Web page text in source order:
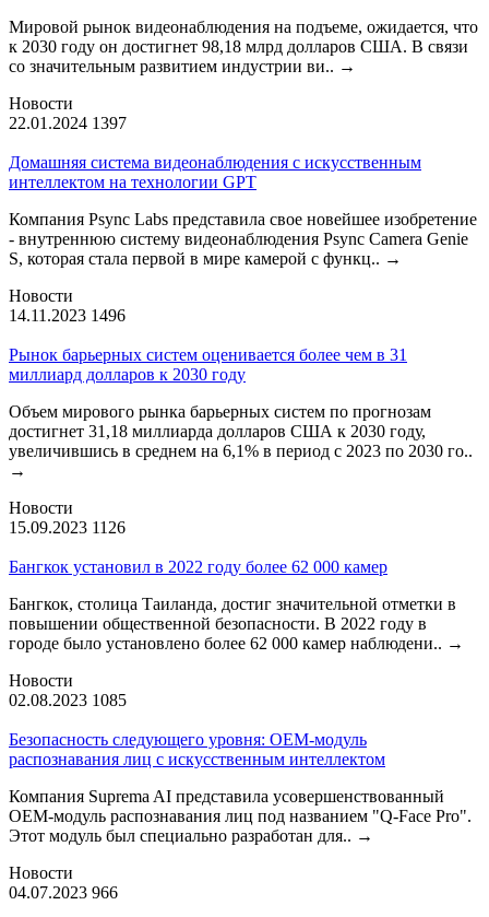
Мировой рынок видеонаблюдения на подъеме, ожидается, что
к 2030 году он достигнет 98,18 млрд долларов США. В связи
со значительным развитием индустрии ви.. →
Новости
22.01.2024 1397
Домашняя система видеонаблюдения с искусственным
интеллектом на технологии GPT
Компания Psync Labs представила свое новейшее изобретение
- внутреннюю систему видеонаблюдения Psync Camera Genie
S, которая стала первой в мире камерой с функц.. →
Новости
14.11.2023 1496
Рынок барьерных систем оценивается более чем в 31
миллиард долларов к 2030 году
Объем мирового рынка барьерных систем по прогнозам
достигнет 31,18 миллиарда долларов США к 2030 году,
увеличившись в среднем на 6,1% в период с 2023 по 2030 го..
→
Новости
15.09.2023 1126
Бангкок установил в 2022 году более 62 000 камер
Бангкок, столица Таиланда, достиг значительной отметки в
повышении общественной безопасности. В 2022 году в
городе было установлено более 62 000 камер наблюдени.. →
Новости
02.08.2023 1085
Безопасность следующего уровня: OEM-модуль
распознавания лиц с искусственным интеллектом
Компания Suprema AI представила усовершенствованный
OEM-модуль распознавания лиц под названием "Q-Face Pro".
Этот модуль был специально разработан для.. →
Новости
04.07.2023 966